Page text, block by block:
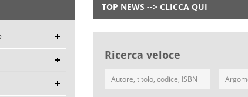
TOP NEWS --> CLICCA QUI
Ricerca veloce